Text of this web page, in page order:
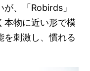
、「Robirds」
本物に近い形で模
を刺激し、慣れる